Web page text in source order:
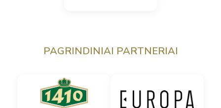
PAGRINDINIAI PARTNERIAI